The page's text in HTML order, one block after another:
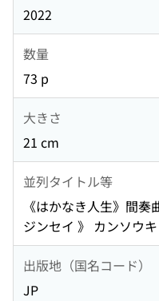
2022
数量
73 p
大きさ
21 cm
並列タイトル等
《はかなき人生》間
ジンセイ 》 カンソウ
出版地（国名コード）
JP